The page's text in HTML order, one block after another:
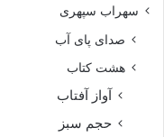
سهراب سپهری
صدای پای آب
هشت کتاب
آواز آفتاب
حجم سبز